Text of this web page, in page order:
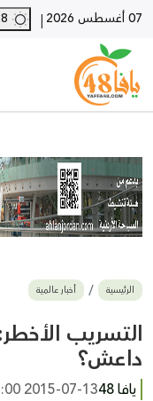
07 أغسطس 2026 |
أخبار محلية
أخبار يافا
SHORTS
أخبار اللد والرملة
بيع وشراء
أخبار القدس
وفيات
المزيد
الرئيسية أخبار عالمية
التسريب
داعش؟
يافا 48
2015-07-13 09:13:00